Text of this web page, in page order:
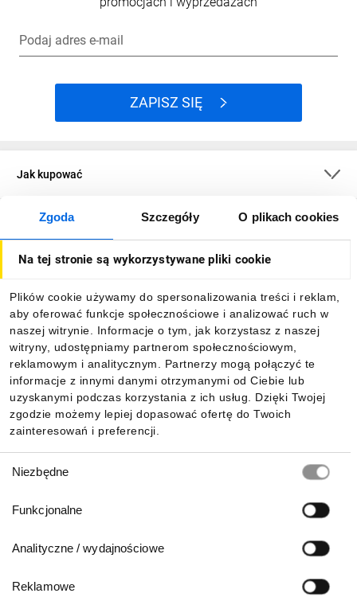
Zgoda Szczegóły O plikach cookies
Na tej stronie są wykorzystywane pliki cookie
Plików cookie używamy do spersonalizowania treści i reklam,
aby oferować funkcje społecznościowe i analizować ruch w
naszej witrynie. Informacje o tym, jak korzystasz z naszej
witryny, udostępniamy partnerom społecznościowym,
reklamowym i analitycznym. Partnerzy mogą połączyć te
informacje z innymi danymi otrzymanymi od Ciebie lub
uzyskanymi podczas korzystania z ich usług. Dzięki Twojej
zgodzie możemy lepiej dopasować ofertę do Twoich
zainteresowań i preferencji.
zgody
Niezbędne
Funkcjonalne
Analityczne / wydajnościowe
Reklamowe
Podaj adres e-mail
ZAPISZ SIĘ
Jak kupować
O firmie
Informacje
Pobierz naszą aplikację mobilną: